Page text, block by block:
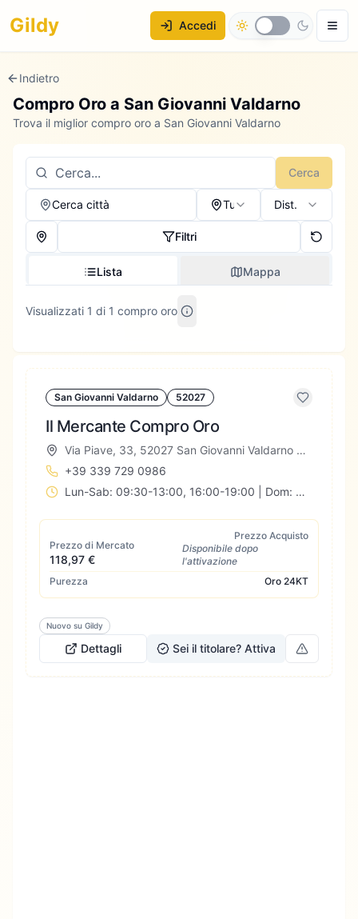
Gildy Accedi
Indietro
Compro Oro a San Giovanni Valdarno
Trova il miglior compro oro a San Giovanni Valdarno
Cerca
Cerca città Tutti Dist.
Filtri
Lista Mappa
Visualizzati 1 di 1 compro oro
San Giovanni Valdarno 52027
Il Mercante Compro Oro
Via Piave, 33, 52027 San Giovanni Valdarno AR, Italia
+39 339 729 0986
Lun-Sab: 09:30-13:00, 16:00-19:00 | Dom: Chiuso
Prezzo di Mercato
118,97 €
Prezzo Acquisto
Disponibile dopo
l'attivazione
Purezza
Oro 24KT
Nuovo su Gildy
Dettagli Sei il titolare? Attiva